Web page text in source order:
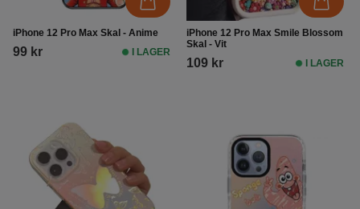
iPhone 12 Pro Max Skal - Anime
99 kr I LAGER
iPhone 12 Pro Max Smile Blossom
Skal - Vit
109 kr I LAGER